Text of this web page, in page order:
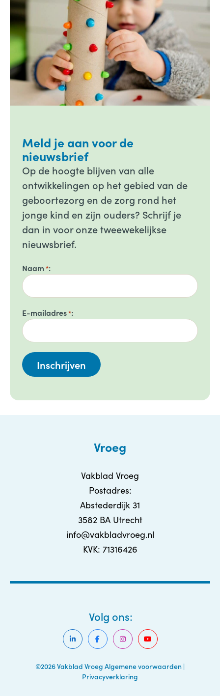
Meld je aan voor de
nieuwsbrief
Op de hoogte blijven van alle
ontwikkelingen op het gebied van de
geboortezorg en de zorg rond het
jonge kind en zijn ouders? Schrijf je
dan in voor onze tweewekelijkse
nieuwsbrief.
Naam *
E-mailadres*
Vroeg
Vakblad Vroeg
Postadres:
Abstederdijk 31
3582 BA Utrecht
info@vakbladvroeg.nl
KVK: 71316426
©2026 Vakblad Vroeg Algemene voorwaarden |
Privacyverklaring
Volg ons: